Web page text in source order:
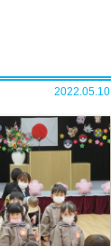
2022.05.10